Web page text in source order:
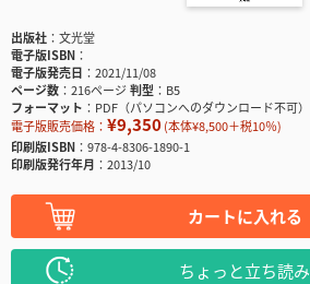
出版社
文光堂
電子版ISBN
電子版発売日
2021/11/08
ページ数
216ページ判型
B5
フォーマット
PDF（パソコンへのダウンロード不可）
電子版販売価格： ¥9,350(本体¥8,500＋税10％)
印刷版ISBN
978-4-8306-1890-1
印刷版発行年月
2013/10
カートに入れる
ちょっと立ち読み